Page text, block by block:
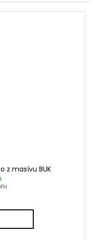
z masívu BUK